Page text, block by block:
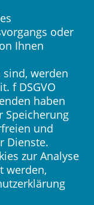
oder
Ihnen
werden
f DSGVO
haben
Speicherung
und
Dienste.
zur Analyse
werden,